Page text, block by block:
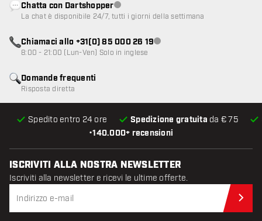
•140.000+ recensioni
Spedito entro 24 ore Spedizione gratuita da € 75
Domande frequenti
Risposta diretta
Chatta con DartshopperServizio clienti non disponibile
La chat è disponibile 24/7, tutti i giorni della settimana
Chiamaci allo +31(0) 85 000 26 19Servizio clienti non disponibile
8:00 - 21:00 (Lun-Ven) Solo in inglese
ISCRIVITI ALLA NOSTRA NEWSLETTER
Iscriviti alla newsletter e ricevi le ultime offerte.